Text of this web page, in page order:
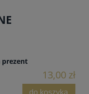
prezent
13,00 zł
do koszyka